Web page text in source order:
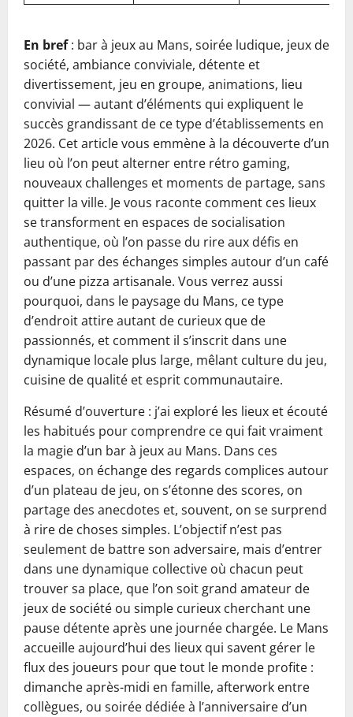
En bref: bar à jeux au Mans, soirée ludique, jeux de
société, ambiance conviviale, détente et
divertissement, jeu en groupe, animations, lieu
convivial — autant d’éléments qui expliquent le
succès grandissant de ce type d’établissements en
2026. Cet article vous emmène à la découverte d’un
lieu où l’on peut alterner entre rétro gaming,
nouveaux challenges et moments de partage, sans
quitter la ville. Je vous raconte comment ces lieux
se transforment en espaces de socialisation
authentique, où l’on passe du rire aux défis en
passant par des échanges simples autour d’un café
ou d’une pizza artisanale. Vous verrez aussi
pourquoi, dans le paysage du Mans, ce type
d’endroit attire autant de curieux que de
passionnés, et comment il s’inscrit dans une
dynamique locale plus large, mêlant culture du jeu,
cuisine de qualité et esprit communautaire.
Résumé d’ouverture : j’ai exploré les lieux et écouté
les habitués pour comprendre ce qui fait vraiment
la magie d’un bar à jeux au Mans. Dans ces
espaces, on échange des regards complices autour
d’un plateau de jeu, on s’étonne des scores, on
partage des anecdotes et, souvent, on se surprend
à rire de choses simples. L’objectif n’est pas
seulement de battre son adversaire, mais d’entrer
dans une dynamique collective où chacun peut
trouver sa place, que l’on soit grand amateur de
jeux de société ou simple curieux cherchant une
pause détente après une journée chargée. Le Mans
accueille aujourd’hui des lieux qui savent gérer le
flux des joueurs pour que tout le monde profite :
dimanche après-midi en famille, afterwork entre
collègues, ou soirée dédiée à l’anniversaire d’un